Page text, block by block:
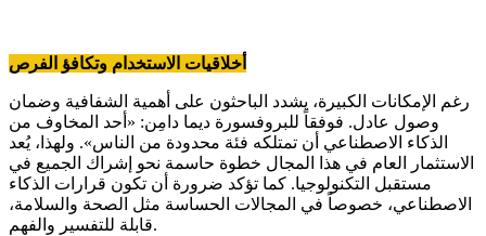
أخلاقيات الاستخدام وتكافؤ الفرص
رغم الإمكانات الكبيرة، يشدد الباحثون على أهمية الشفافية وضمان
وصول عادل. فوفقاً للبروفسورة ديما دامِن: «أحد المخاوف من
الذكاء الاصطناعي أن تمتلكه فئة محدودة من الناس». ولهذا، يُعد
الاستثمار العام في هذا المجال خطوة حاسمة نحو إشراك الجميع في
مستقبل التكنولوجيا. كما تؤكد ضرورة أن تكون قرارات الذكاء
الاصطناعي، خصوصاً في المجالات الحساسة مثل الصحة والسلامة،
قابلة للتفسير والفهم.